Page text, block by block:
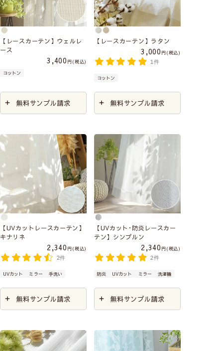
【レースカーテン】ウェルレ
ース
3,400
税込
コットン
無料サンプル請求
【レースカーテン】ラタン
3,000
税込
1件
コットン
無料サンプル請求
【UVカットレースカーテン】
キナリネ
2,340
税込
2件
UVカット ミラー 手洗い
無料サンプル請求
【UVカット･防炎レースカー
テン】シンプルン
2,340
税込
2件
防炎 UVカット ミラー 洗濯機
無料サンプル請求